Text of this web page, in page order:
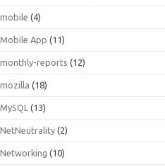
mobile (4)
Mobile App (11)
monthly-reports (12)
mozilla (18)
MySQL (13)
NetNeutrality (2)
Networking (10)